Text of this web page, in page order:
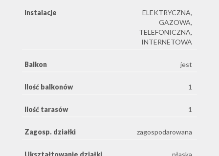
Instalacje
ELEKTRYCZNA,
GAZOWA,
TELEFONICZNA,
INTERNETOWA
Balkon jest
Ilość balkonów 1
Ilość tarasów 1
Zagosp. działki zagospodarowana
Ukształtowanie działki płaska